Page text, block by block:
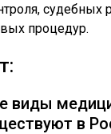
судебных
процедур.
виды
в